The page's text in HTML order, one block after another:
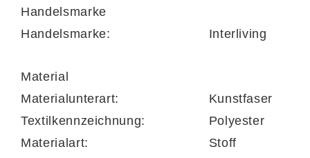
Handelsmarke
Handelsmarke:
Interliving
Material
Materialunterart:
Kunstfaser
Textilkennzeichnung:
Polyester
Materialart:
Stoff